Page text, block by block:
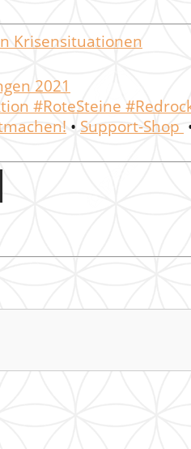
Krisensituationen
2021
#RoteSteine
• Support-Shop